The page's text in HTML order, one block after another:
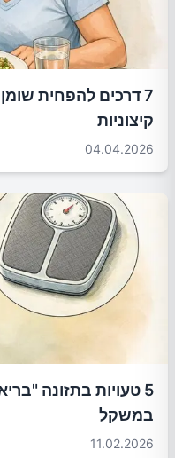
7 דרכים להפחית
קיצוניות
04.04.2026
5 טעויות בתזונה
במשקל
11.02.2026